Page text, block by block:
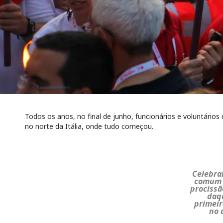
Todos os anos, no final de junho, funcionários e
no norte da Itália, onde tudo começou.
no